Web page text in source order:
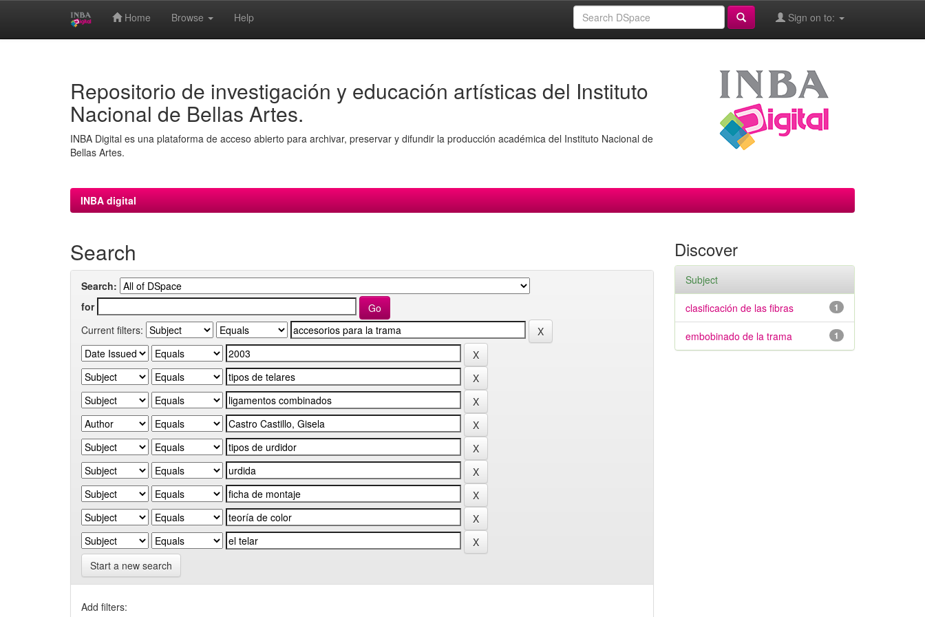
Home Browse Help Sign on to:
Repositorio de investigación y educación artísticas del Instituto
Nacional de Bellas Artes.
INBA Digital es una plataforma de acceso abierto para archivar, preservar y difundir la producción académica del Instituto Nacional de
Bellas Artes.
INBA digital
Search
Search:
for
Current filters:
Start a new search
Add filters:
Discover
Subject
1
clasificación de las fibras
1
embobinado de la trama